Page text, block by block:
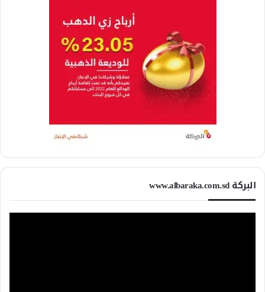
البركة www.albaraka.com.sd